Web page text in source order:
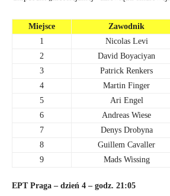
Miejsce Zawodnik
1
Nicolas Levi
2
David Boyaciyan
3
Patrick Renkers
4
Martin Finger
5
Ari Engel
6
Andreas Wiese
7
Denys Drobyna
8
Guillem Cavaller
9
Mads Wissing
EPT Praga – dzień 4 – godz. 21:05